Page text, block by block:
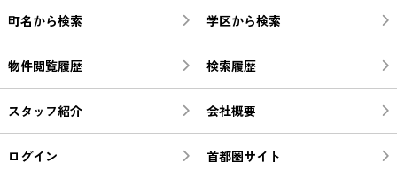
町名から検索 学区から検索
物件閲覧履歴 検索履歴
スタッフ紹介 会社概要
ログイン 首都圏サイト